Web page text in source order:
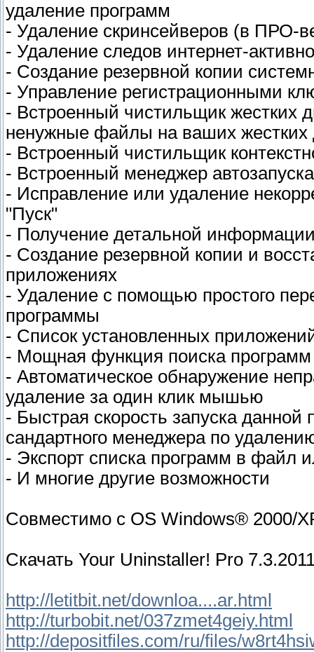
удаление программ
- Удаление скринсейверов (в ПРО-
- Удаление следов интернет-
- Создание резервной копии
- Управление регистрационными
- Встроенный чистильщик жестких
ненужные файлы на ваших
- Встроенный чистильщик
- Встроенный менеджер
- Исправление или удаление
"Пуск"
- Получение детальной
- Создание резервной копии и
приложениях
- Удаление с помощью простого
программы
- Список установленных
- Мощная функция поиска
- Автоматическое обнаружение
удаление за один клик мышью
- Быстрая скорость запуска
сандартного менеджера по
- Экспорт списка программ в файл
- И многие другие возможности
Совместимо с OS Windows® 2000/
Скачать Your Uninstaller! Pro
http://letitbit.net/downloa....ar.html
http://turbobit.net/037zmet4geiy.html
http://depositfiles.com/ru/files/